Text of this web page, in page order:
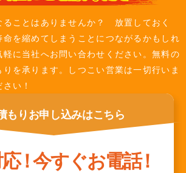
ることはありませんか？ 放置しておく
命を縮めてしまうことにつながるかもしれ
軽に当社へお問い合わせください。無料の
を承ります。しつこい営業は一切行いま
い！
もり お申し込みはこちら
！今すぐお電話！